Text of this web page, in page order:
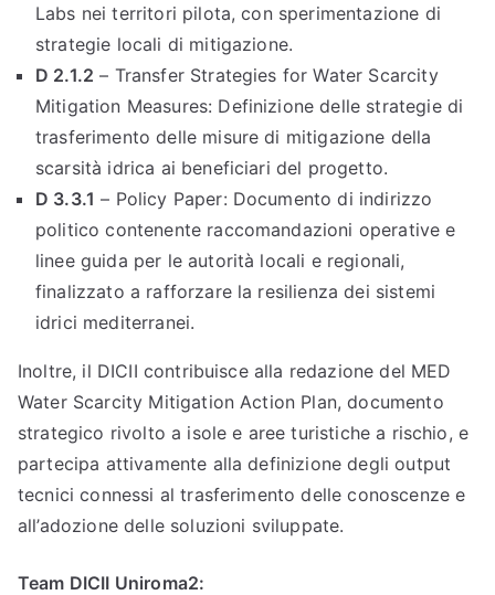
Labs nei territori pilota, con sperimentazione di
strategie locali di mitigazione.
D 2.1.2 – Transfer Strategies for Water Scarcity
Mitigation Measures: Definizione delle strategie di
trasferimento delle misure di mitigazione della
scarsità idrica ai beneficiari del progetto.
D 3.3.1 – Policy Paper: Documento di indirizzo
politico contenente raccomandazioni operative e
linee guida per le autorità locali e regionali,
finalizzato a rafforzare la resilienza dei sistemi
idrici mediterranei.
Inoltre, il DICII contribuisce alla redazione del MED
Water Scarcity Mitigation Action Plan, documento
strategico rivolto a isole e aree turistiche a rischio, e
partecipa attivamente alla definizione degli output
tecnici connessi al trasferimento delle conoscenze e
all’adozione delle soluzioni sviluppate.
Team DICII Uniroma2: